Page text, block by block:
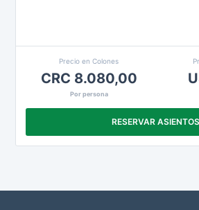
Precio en Colones
CRC 8.080,00
Por persona
RESERVAR ASIENTOS